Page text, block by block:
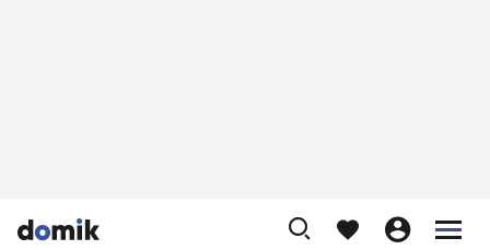


    

